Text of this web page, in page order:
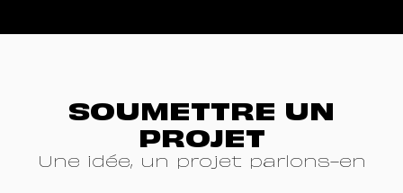
SOUMETTRE UN
PROJET
Une idée, un projet parlons-en